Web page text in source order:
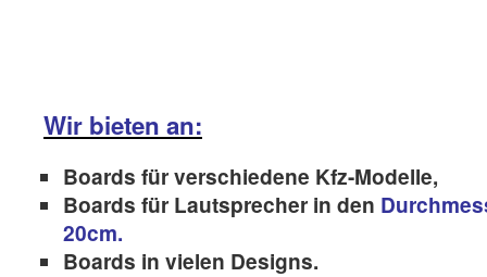
Wir bieten an:
Boards für verschiedene Kfz-Modelle,
Boards für Lautsprecher in den
20cm.
Boards in vielen Designs.